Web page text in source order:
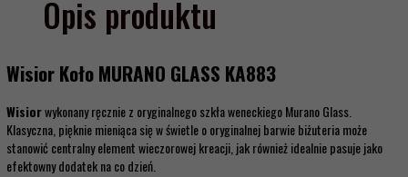
Opis produktu
Wisior Koło MURANO GLASS KA883
Wisiorwykonany ręcznie z oryginalnego szkła weneckiego Murano Glass.
Klasyczna, pięknie mieniąca się w świetle o oryginalnej barwie biżuteria może
stanowić centralny element wieczorowej kreacji, jak również idealnie pasuje jako
efektowny dodatek na co dzień.